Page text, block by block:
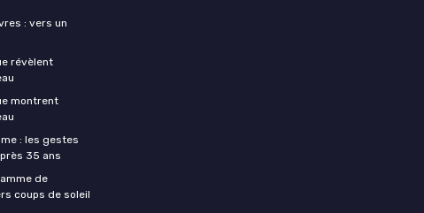
: vers un
révèlent
montrent
: les gestes
35 ans
de
coups de soleil